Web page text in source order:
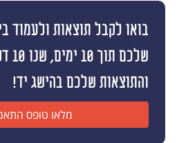
בואו לקבל תוצאות ולעמוד
והתוצאות שלכם בהישג יד!
מלאו טופס